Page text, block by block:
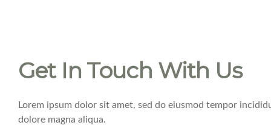
Get In Touch With Us
Lorem ipsum dolor sit amet, sed do eiusmod tempor
dolore magna aliqua.